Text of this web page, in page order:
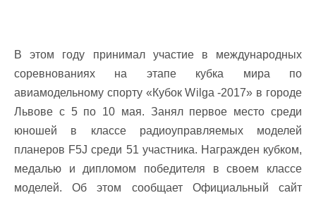
В этом году принимал участие в международных
соревнованиях на этапе кубка мира по
авиамодельному спорту «Кубок Wilga -2017» в городе
Львове с 5 по 10 мая. Занял первое место среди
юношей в классе радиоуправляемых моделей
планеров F5J среди 51 участника. Награжден кубком,
медалью и дипломом победителя в своем классе
моделей. Об этом сообщает Официальный сайт